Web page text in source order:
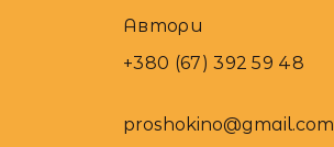
Автори
+380 (67) 392 59 48
proshokino@gmail.com